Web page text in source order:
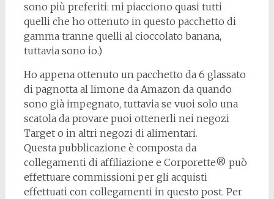
sono più preferiti: mi piacciono quasi tutti
quelli che ho ottenuto in questo pacchetto di
gamma tranne quelli al cioccolato banana,
tuttavia sono io.)
Ho appena ottenuto un pacchetto da 6 glassato
di pagnotta al limone da Amazon da quando
sono già impegnato, tuttavia se vuoi solo una
scatola da provare puoi ottenerli nei negozi
Target o in altri negozi di alimentari.
Questa pubblicazione è composta da
collegamenti di affiliazione e Corporette® può
effettuare commissioni per gli acquisti
effettuati con collegamenti in questo post. Per